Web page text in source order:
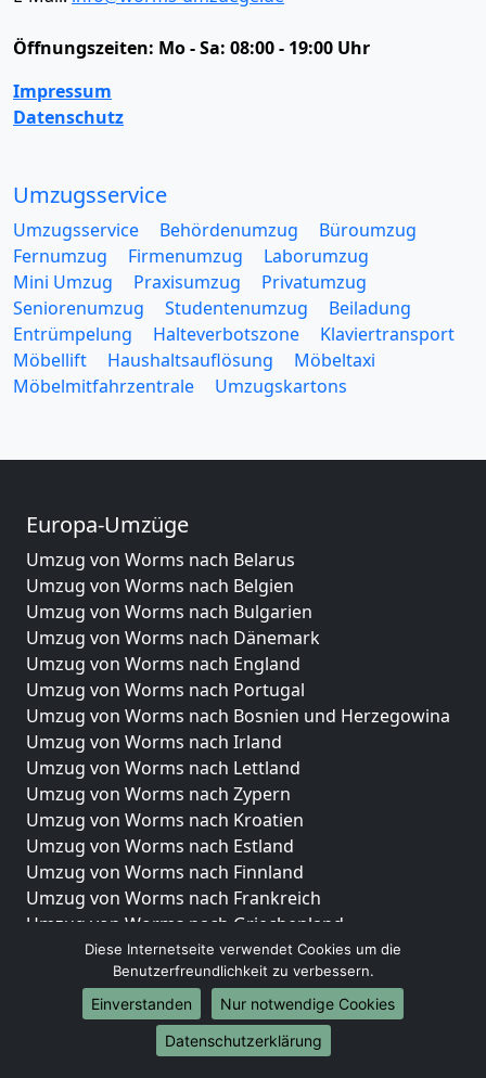
Öffnungszeiten: Mo - Sa: 08:00 - 19:00 Uhr
Impressum
Datenschutz
Umzugsservice
Umzugsservice Behördenumzug
Büroumzug
Fernumzug
Firmenumzug
Laborumzug
Mini Umzug
Praxisumzug
Privatumzug
Seniorenumzug
Studentenumzug
Beiladung
Entrümpelung
Halteverbotszone
Klaviertransport
Möbellift
Haushaltsauflösung
Möbeltaxi
Möbelmitfahrzentrale
Umzugskartons
Europa-Umzüge
Umzug von Worms nach Belarus
Umzug von Worms nach Belgien
Umzug von Worms nach Bulgarien
Umzug von Worms nach Dänemark
Umzug von Worms nach England
Umzug von Worms nach Portugal
Umzug von Worms nach Bosnien und Herzegowina
Umzug von Worms nach Irland
Umzug von Worms nach Lettland
Umzug von Worms nach Zypern
Umzug von Worms nach Kroatien
Umzug von Worms nach Estland
Umzug von Worms nach Finnland
Umzug von Worms nach Frankreich
Umzug von Worms nach Griechenland
Umzug von Worms nach Italien
Umzug von Worms nach Liechtenstein
Umzug von Worms nach Luxemburg
Umzug von Worms nach Niederlande
Umzug von Worms nach Norwegen
Diese Internetseite verwendet Cookies um die
Benutzerfreundlichkeit zu verbessern.
Einverstanden
Nur notwendige Cookies
Datenschutzerklärung